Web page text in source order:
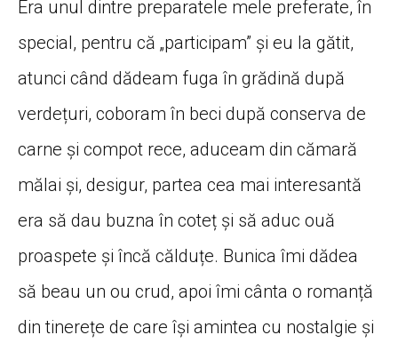
Era unul dintre preparatele mele preferate, în
special, pentru că „participam” și eu la gătit,
atunci când dădeam fuga în grădină după
verdețuri, coboram în beci după conserva de
carne și compot rece, aduceam din cămară
mălai și, desigur, partea cea mai interesantă
era să dau buzna în coteț și să aduc ouă
proaspete și încă călduțe. Bunica îmi dădea
să beau un ou crud, apoi îmi cânta o romanță
din tinerețe de care își amintea cu nostalgie și